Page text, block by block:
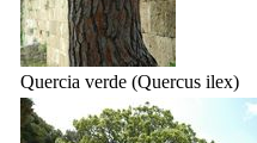
Quercia verde (Quercus ilex)